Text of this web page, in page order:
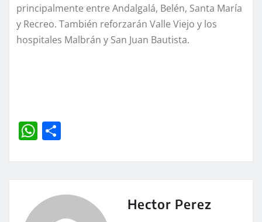
principalmente entre Andalgalá, Belén, Santa María
y Recreo. También reforzarán Valle Viejo y los
hospitales Malbrán y San Juan Bautista.
W
A Hector Perez